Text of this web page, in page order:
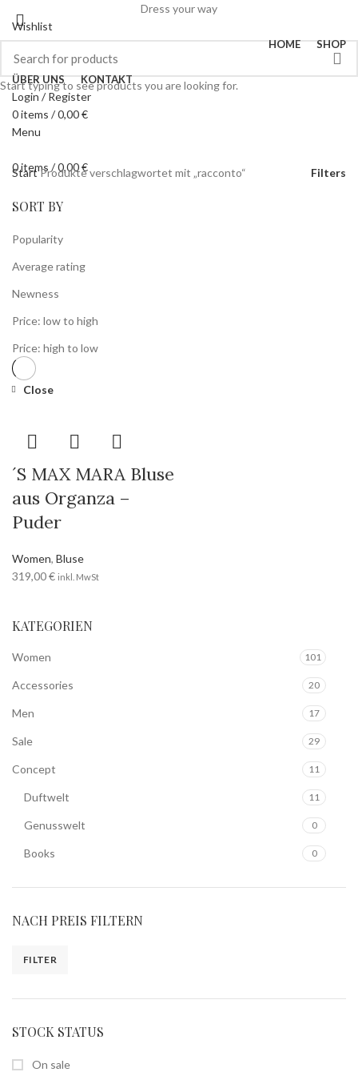
Dress your way
Wishlist
HOME SHOP
ÜBER UNS KONTAKT
Login / Register
0items /0,00€
Menu
0items /0,00€
KATEGORIEN
Accessories 20
Concept 11
Books 0
Duftwelt 11
Genusswelt 0
Men 17
Sale 29
Women 101
NACH PREIS FILTERN
FILTER
STOCK STATUS
On sale
StartProdukte verschlagwortet mit „racconto“ Filters
SORT BY
Popularity
Average rating
Newness
Price: low to high
Price: high to low
Close
´S MAX MARA Bluse
aus Organza –
Puder
Women, Bluse
319,00€ inkl. MwSt
Start typing to see products you are looking for.